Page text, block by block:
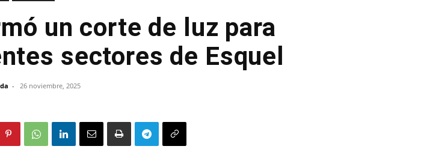
un corte de luz para
sectores de Esquel
- 26 noviembre, 2025